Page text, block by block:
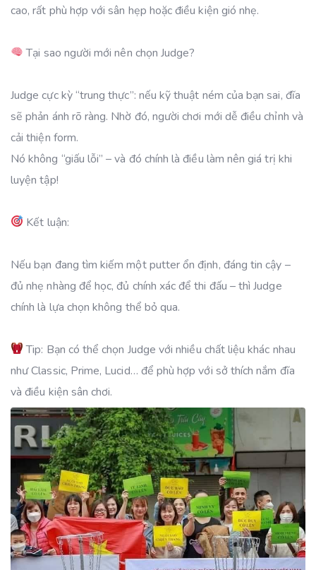
cao, rất phù hợp với sân hẹp hoặc điều kiện gió nhẹ.
Tại sao người mới nên chọn Judge?
Judge cực kỳ “trung thực”: nếu kỹ thuật ném của bạn sai, đĩa
sẽ phản ánh rõ ràng. Nhờ đó, người chơi mới dễ điều chỉnh và
cải thiện form.
Nó không “giấu lỗi” – và đó chính là điều làm nên giá trị khi
luyện tập!
Kết luận:
Nếu bạn đang tìm kiếm một putter ổn định, đáng tin cậy –
đủ nhẹ nhàng để học, đủ chính xác để thi đấu – thì Judge
chính là lựa chọn không thể bỏ qua.
Tip: Bạn có thể chọn Judge với nhiều chất liệu khác nhau
như Classic, Prime, Lucid… để phù hợp với sở thích nắm đĩa
và điều kiện sân chơi.